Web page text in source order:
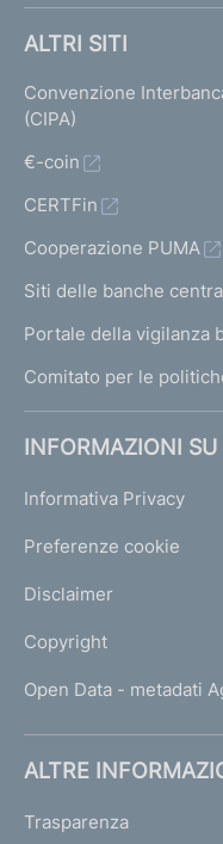
ALTRI SITI
Convenzione
(CIPA)
€-coin
CERTFin
Cooperazione PUMA
Siti delle banche
Portale della vigilanza
Comitato per le
INFORMAZIONI
Informativa Privacy
Preferenze cookie
Disclaimer
Copyright
Open Data - metadati
ALTRE
Trasparenza